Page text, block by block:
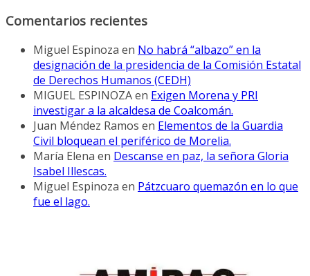
Comentarios recientes
Miguel Espinoza en No habrá “albazo” en la
designación de la presidencia de la Comisión Estatal
de Derechos Humanos (CEDH)
MIGUEL ESPINOZAen Exigen Morena y PRI
investigar a la alcaldesa de Coalcomán.
Juan Méndez Ramos en Elementos de la Guardia
Civil bloquean el periférico de Morelia.
María Elena en Descanse en paz, la señora Gloria
Isabel Illescas.
Miguel Espinoza en Pátzcuaro quemazón en lo que
fue el lago.